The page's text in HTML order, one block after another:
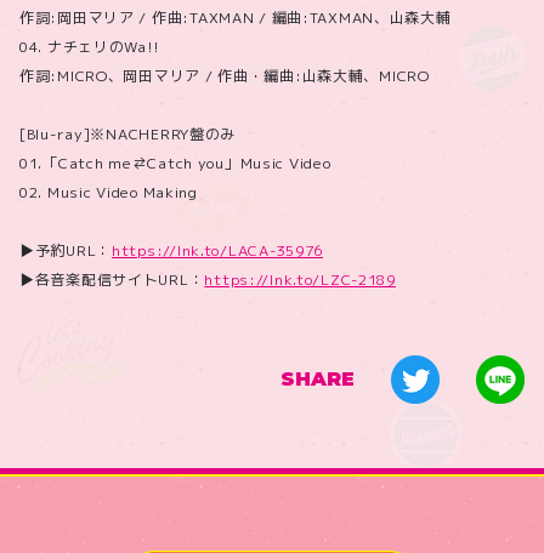
作詞:岡田マリア / 作曲:TAXMAN / 編曲:TAXMAN、山森大輔
04. ナチェリのWa!!
作詞:MICRO、岡田マリア / 作曲・編曲:山森大輔、MICRO
[Blu-ray]※NACHERRY盤のみ
01.「Catch me⇄Catch you」Music Video
02. Music Video Making
▶︎予約URL： https://lnk.to/LACA-35976
▶︎各音楽配信サイトURL： https://lnk.to/LZC-2189
SHARE